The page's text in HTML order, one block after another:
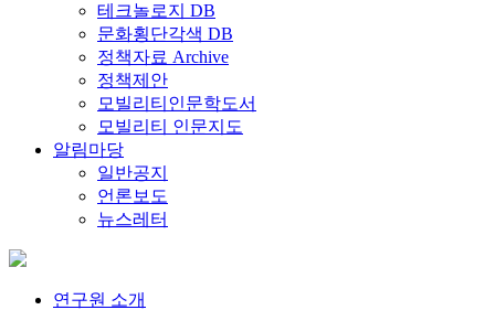
테크놀로지 DB
문화횡단각색 DB
정책자료 Archive
정책제안
모빌리티인문학도서
모빌리티 인문지도
알림마당
일반공지
언론보도
뉴스레터
연구원 소개